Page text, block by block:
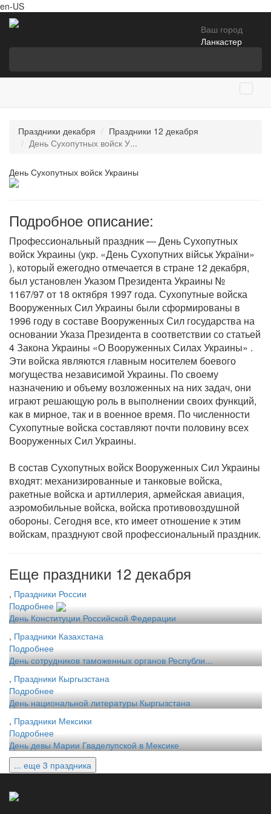
en-US
Ваш город
Ланкастер
Праздники декабря
Праздники 12 декабря
День Сухопутных войск У...
День Сухопутных войск Украины
Подробное описание:
Профессиональный праздник — День Сухопутных
войск Украины (укр. «День Сухопутних військ України»
), который ежегодно отмечается в стране 12 декабря,
был установлен Указом Президента Украины №
1167/97 от 18 октября 1997 года. Сухопутные войска
Вооруженных Сил Украины были сформированы в
1996 году в составе Вооруженных Сил государства на
основании Указа Президента в соответствии со статьей
4 Закона Украины «О Вооруженных Силах Украины» .
Эти войска являются главным носителем боевого
могущества независимой Украины. По своему
назначению и объему возложенных на них задач, они
играют решающую роль в выполнении своих функций,
как в мирное, так и в военное время. По численности
Сухопутные войска составляют почти половину всех
Вооруженных Сил Украины.
В состав Сухопутных войск Вооруженных Сил Украины
входят: механизированные и танковые войска,
ракетные войска и артиллерия, армейская авиация,
аэромобильные войска, войска противовоздушной
обороны. Сегодня все, кто имеет отношение к этим
войскам, празднуют свой профессиональный праздник.
Еще праздники 12 декабря
, Праздники России
Подробнее
День Конституции Российской Федерации
, Праздники Казахстана
Подробнее
День сотрудников таможенных органов Республи...
, Праздники Кыргызстана
Подробнее
День национальной литературы Кыргызстана
, Праздники Мексики
Подробнее
День девы Марии Гваделупской в Мексике
... еще 3 праздника